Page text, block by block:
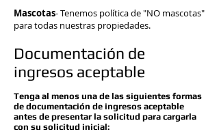
Mascotas- Tenemos política de "NO mascotas"
para todas nuestras propiedades.
Documentación de
ingresos aceptable
Tenga al menos una de las siguientes formas
de documentación de ingresos aceptable
antes de presentar la solicitud para cargarla
con su solicitud inicial: